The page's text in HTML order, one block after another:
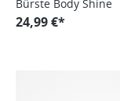
Bürste Body Shine
24,99 €*